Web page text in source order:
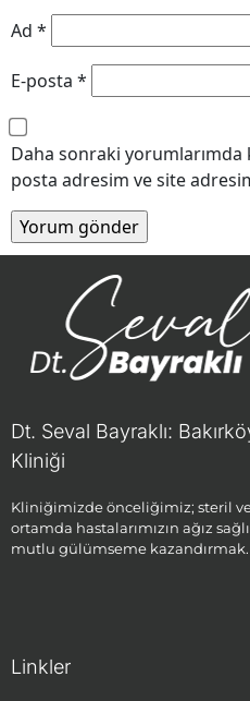
Ad *
E-posta *
Daha sonraki yorumlarımda
posta adresim ve site
Dt. Seval Bayraklı:
Kliniği
Kliniğimizde önceliğimiz; steril
ortamda hastalarımızın ağız
mutlu gülümseme kazandırmak.
Linkler